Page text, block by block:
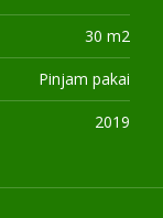
30 m2
Pinjam pakai
2019